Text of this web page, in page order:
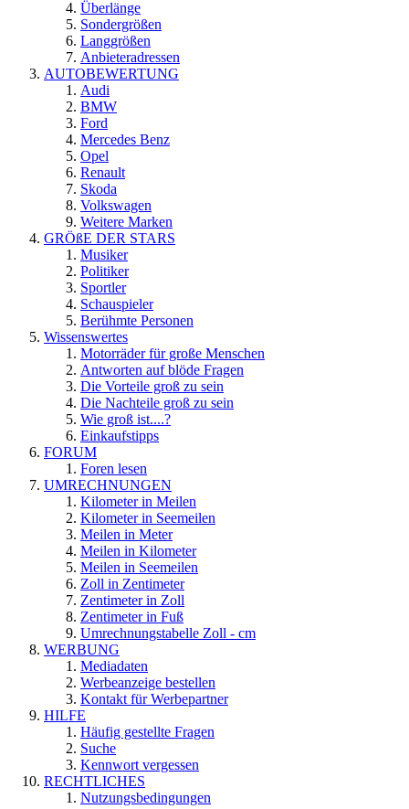
Überlänge
Sondergrößen
Langgrößen
Anbieteradressen
AUTOBEWERTUNG
Audi
BMW
Ford
Mercedes Benz
Opel
Renault
Skoda
Volkswagen
Weitere Marken
GRÖßE DER STARS
Musiker
Politiker
Sportler
Schauspieler
Berühmte Personen
Wissenswertes
Motorräder für große Menschen
Antworten auf blöde Fragen
Die Vorteile groß zu sein
Die Nachteile groß zu sein
Wie groß ist....?
Einkaufstipps
FORUM
Foren lesen
UMRECHNUNGEN
Kilometer in Meilen
Kilometer in Seemeilen
Meilen in Meter
Meilen in Kilometer
Meilen in Seemeilen
Zoll in Zentimeter
Zentimeter in Zoll
Zentimeter in Fuß
Umrechnungstabelle Zoll - cm
WERBUNG
Mediadaten
Werbeanzeige bestellen
Kontakt für Werbepartner
HILFE
Häufig gestellte Fragen
Suche
Kennwort vergessen
RECHTLICHES
Nutzungsbedingungen